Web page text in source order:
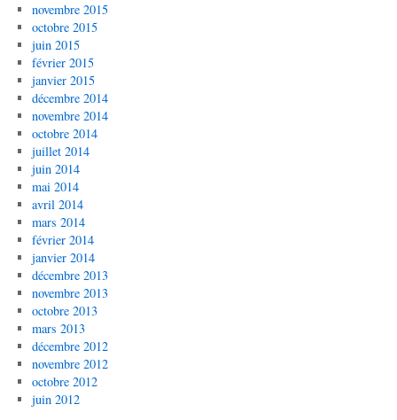
novembre 2015
octobre 2015
juin 2015
février 2015
janvier 2015
décembre 2014
novembre 2014
octobre 2014
juillet 2014
juin 2014
mai 2014
avril 2014
mars 2014
février 2014
janvier 2014
décembre 2013
novembre 2013
octobre 2013
mars 2013
décembre 2012
novembre 2012
octobre 2012
juin 2012